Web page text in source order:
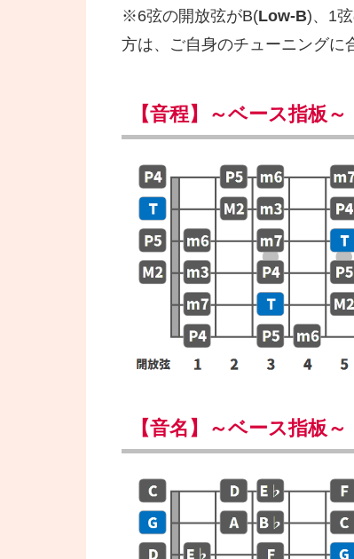
※6弦の開放弦がB(Low-B)、1
方は、ご自身のチューニングに
【音程】～ベース指板～
【音名】～ベース指板～